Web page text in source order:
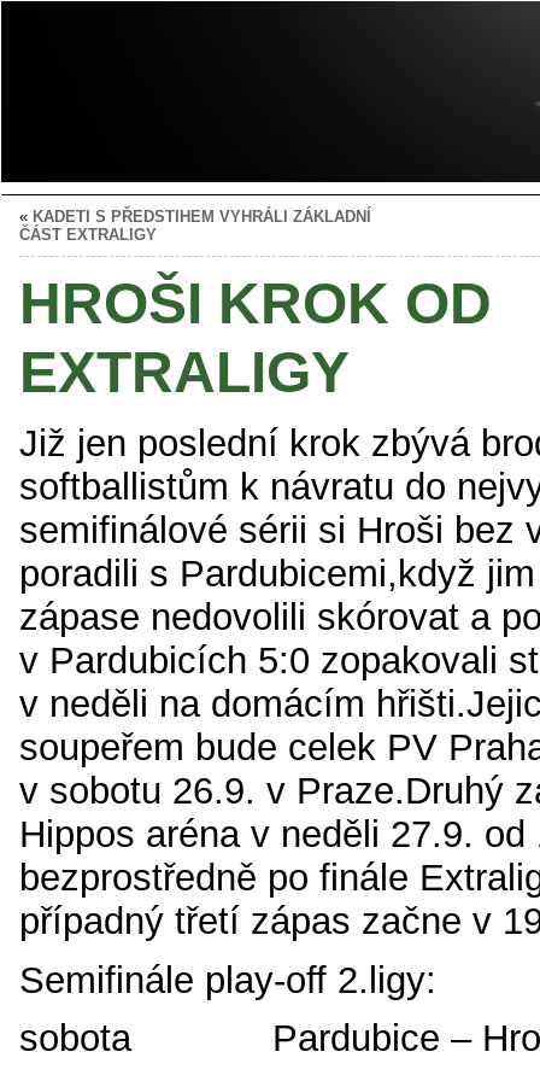
« KADETI S PŘEDSTIHEM VYHRÁLI ZÁKLADNÍ
ČÁST EXTRALIGY
HROŠI KROK OD
EXTRALIGY
Již jen poslední krok zbývá
softballistům k návratu do
semifinálové sérii si Hroši bez
poradili s Pardubicemi,když
zápase nedovolili skórovat a
v Pardubicích 5:0 zopakovali
v neděli na domácím
soupeřem bude celek PV
v sobotu 26.9. v Praze.Druhý
Hippos aréna v neděli 27.9. od
bezprostředně po finále
případný třetí zápas začne v
Semifinále play-off 2.ligy:
sobota Pardubice –